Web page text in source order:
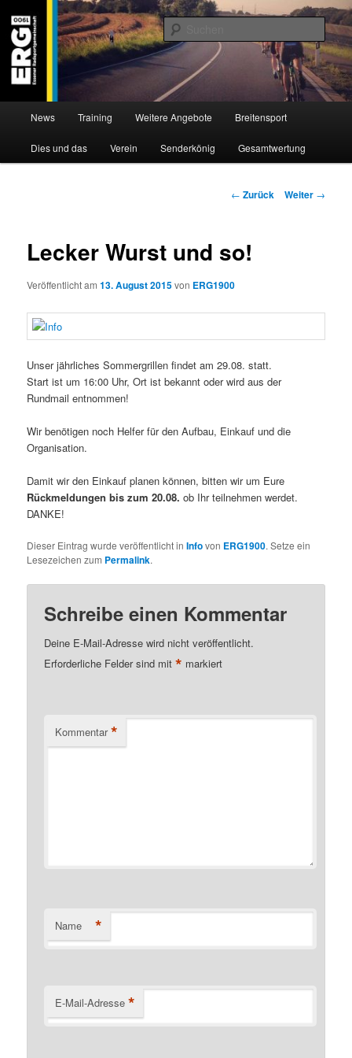
Inhalt
wechseln
ERG 1900 e.V
Willkommen bei der Essener Radsportgemeinschaft
News Training Weitere Angebote Breitensport
Dies und das Verein Senderkönig Gesamtwertung
Beitragsnavigation
← Zurück Weiter →
Lecker Wurst und so!
Veröffentlicht am13. August 2015von ERG1900
Unser jährliches Sommergrillen findet am 29.08. statt.
Start ist um 16:00 Uhr, Ort ist bekannt oder wird aus der
Rundmail entnommen!
Wir benötigen noch Helfer für den Aufbau, Einkauf und die
Organisation.
Damit wir den Einkauf planen können, bitten wir um Eure
Rückmeldungen bis zum 20.08. ob Ihr teilnehmen werdet.
DANKE!
Dieser Eintrag wurde veröffentlicht inInfovon ERG1900. Setze ein
Lesezeichen zum Permalink.
Schreibe einen Kommentar
Deine E-Mail-Adresse wird nicht veröffentlicht.
Erforderliche Felder sind mit* markiert
Kommentar *
Name *
E-Mail-Adresse *